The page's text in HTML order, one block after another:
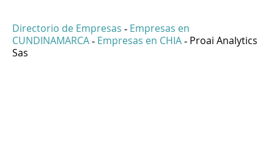
Directorio de Empresas - Empresas en
CUNDINAMARCA - Empresas en CHIA - Proai Analytics
Sas